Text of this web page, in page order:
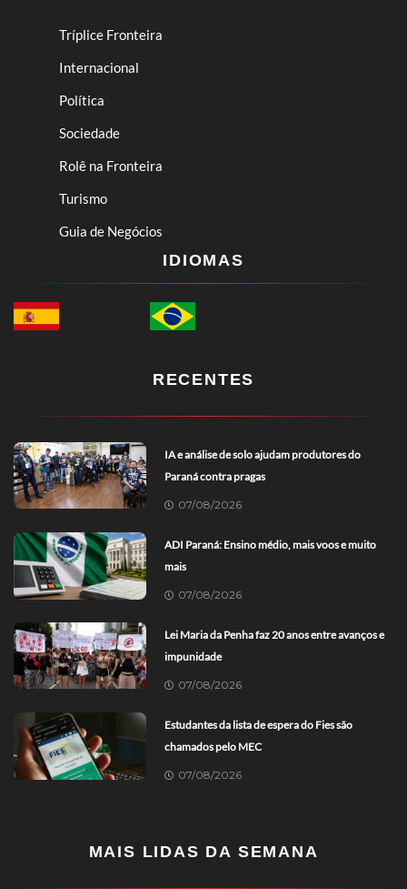
Tríplice Fronteira
Internacional
Política
Sociedade
Rolê na Fronteira
Turismo
Guia de Negócios
IDIOMAS
RECENTES
IA e análise de solo ajudam produtores do
Paraná contra pragas
07/08/2026
ADI Paraná: Ensino médio, mais voos e muito
mais
07/08/2026
Lei Maria da Penha faz 20 anos entre avanços e
impunidade
07/08/2026
Estudantes da lista de espera do Fies são
chamados pelo MEC
07/08/2026
MAIS LIDAS DA SEMANA